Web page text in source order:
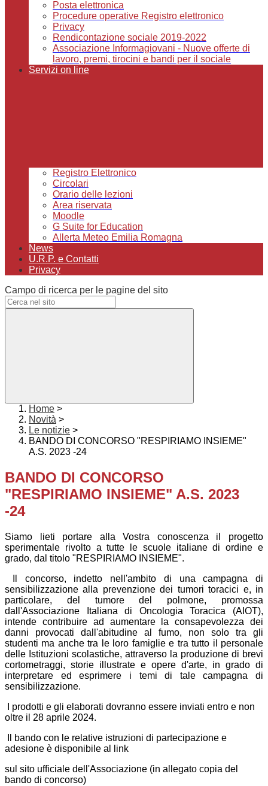
Posta elettronica
Procedure operative Registro elettronico
Privacy
Rendicontazione sociale 2019-2022
Associazione Informagiovani - Nuove offerte di
lavoro, premi, tirocini e bandi per il sociale
Servizi on line
Registro Elettronico
Circolari
Orario delle lezioni
Area riservata
Moodle
G Suite for Education
Allerta Meteo Emilia Romagna
News
U.R.P. e Contatti
Privacy
Campo di ricerca per le pagine del sito
Home >
Novità >
Le notizie >
BANDO DI CONCORSO "RESPIRIAMO INSIEME"
A.S. 2023 -24
BANDO DI CONCORSO
"RESPIRIAMO INSIEME" A.S. 2023
-24
Siamo lieti portare alla Vostra conoscenza il progetto
sperimentale rivolto a tutte le scuole italiane di ordine e
grado, dal titolo "RESPIRIAMO INSIEME".
Il concorso, indetto nell'ambito di una campagna di
sensibilizzazione alla prevenzione dei tumori toracici e, in
particolare, del tumore del polmone, promossa
dall'Associazione Italiana di Oncologia Toracica (AIOT),
intende contribuire ad aumentare la consapevolezza dei
danni provocati dall'abitudine al fumo, non solo tra gli
studenti ma anche tra le loro famiglie e tra tutto il personale
delle Istituzioni scolastiche, attraverso la produzione di brevi
cortometraggi, storie illustrate e opere d'arte, in grado di
interpretare ed esprimere i temi di tale campagna di
sensibilizzazione.
I prodotti e gli elaborati dovranno essere inviati entro e non
oltre il 28 aprile 2024.
Il bando con le relative istruzioni di partecipazione e
adesione è disponibile al link
sul sito ufficiale dell'Associazione (in allegato copia del
bando di concorso)